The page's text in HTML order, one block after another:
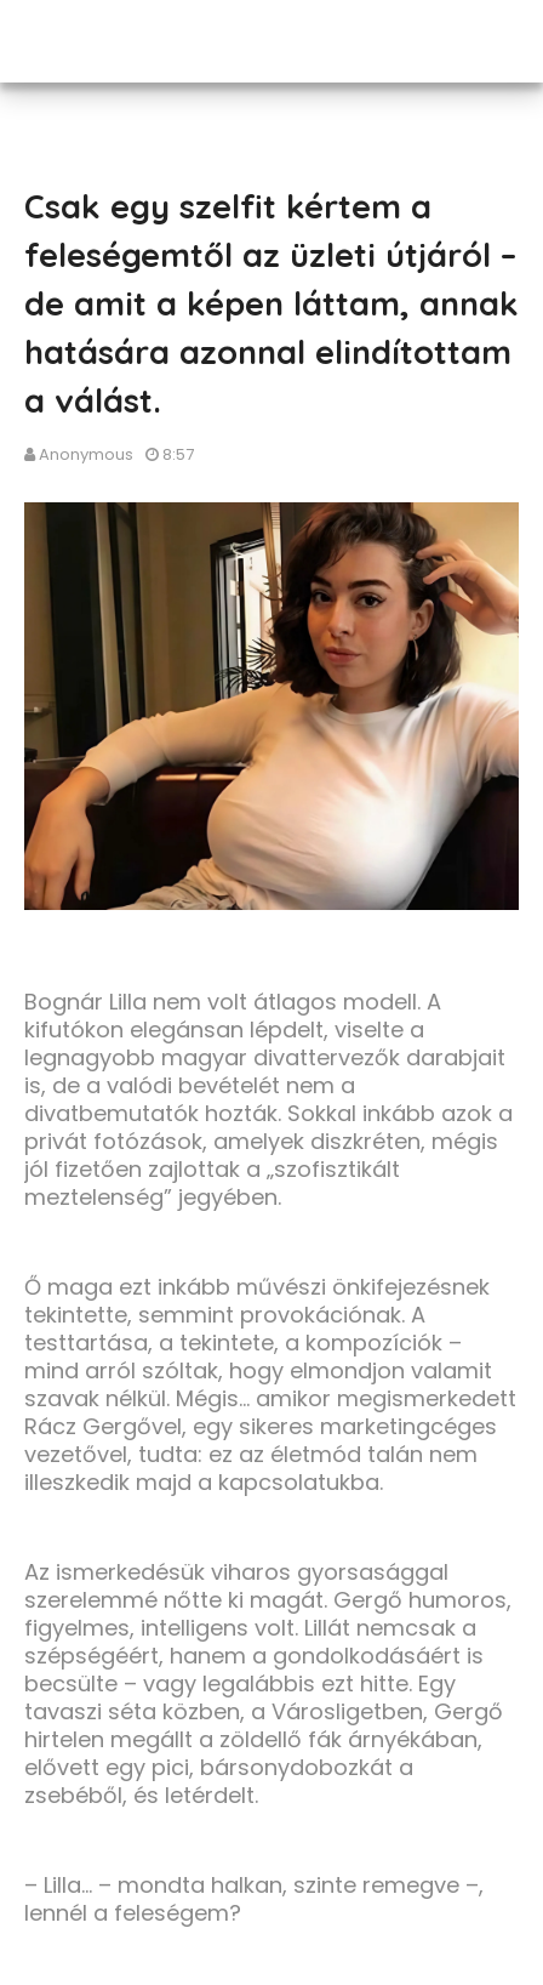
Csak egy szelfit kértem a
feleségemtől az üzleti útjáról –
de amit a képen láttam, annak
hatására azonnal elindítottam
a válást.
Anonymous 8:57
Bognár Lilla nem volt átlagos modell. A
kifutókon elegánsan lépdelt, viselte a
legnagyobb magyar divattervezők darabjait
is, de a valódi bevételét nem a
divatbemutatók hozták. Sokkal inkább azok a
privát fotózások, amelyek diszkréten, mégis
jól fizetően zajlottak a „szofisztikált
meztelenség” jegyében.
Ő maga ezt inkább művészi önkifejezésnek
tekintette, semmint provokációnak. A
testtartása, a tekintete, a kompozíciók –
mind arról szóltak, hogy elmondjon valamit
szavak nélkül. Mégis… amikor megismerkedett
Rácz Gergővel, egy sikeres marketingcéges
vezetővel, tudta: ez az életmód talán nem
illeszkedik majd a kapcsolatukba.
Az ismerkedésük viharos gyorsasággal
szerelemmé nőtte ki magát. Gergő humoros,
figyelmes, intelligens volt. Lillát nemcsak a
szépségéért, hanem a gondolkodásáért is
becsülte – vagy legalábbis ezt hitte. Egy
tavaszi séta közben, a Városligetben, Gergő
hirtelen megállt a zöldellő fák árnyékában,
elővett egy pici, bársonydobozkát a
zsebéből, és letérdelt.
– Lilla… – mondta halkan, szinte remegve –,
lennél a feleségem?